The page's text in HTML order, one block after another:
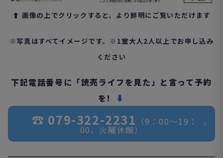
⬆︎ 画像の上でクリックすると、より鮮明にご覧いただけます
※写真はすべてイメージです。※1室大人2人以上でお申し込み
ください
下記電話番号に「読売ライフを見た」と言って予約
を!
⬇︎
☎︎ 079-322-2231 （9：00〜19：
00、火曜休館）